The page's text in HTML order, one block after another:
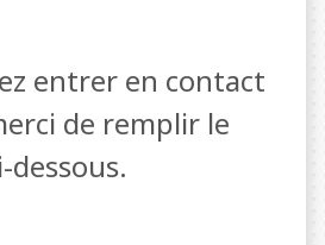
entrer en contact
de remplir le